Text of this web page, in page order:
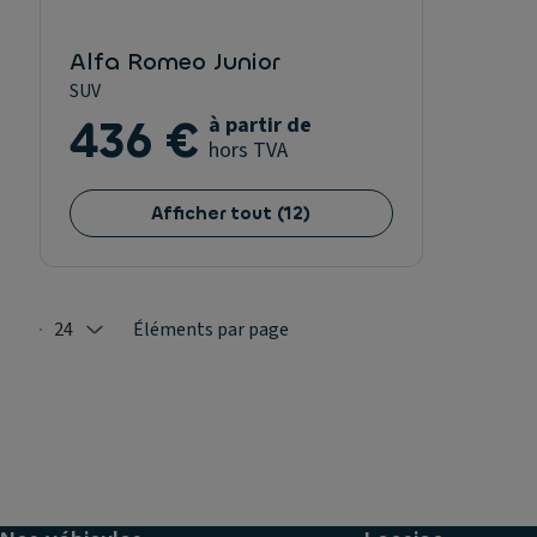
Alfa Romeo Junior
SUV
436 € à partir de
hors TVA
Afficher tout (12)
Selected: 24
24 Éléments par page